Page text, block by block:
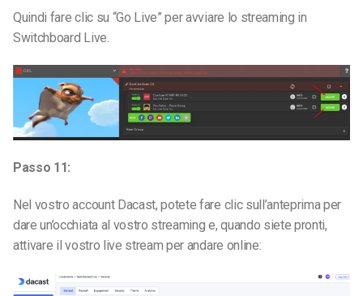
Quindi fare clic su “Go Live” per avviare lo streaming in
Switchboard Live.
Passo 11:
Nel vostro account Dacast, potete fare clic sull’anteprima per
dare un’occhiata al vostro streaming e, quando siete pronti,
attivare il vostro live stream per andare online: